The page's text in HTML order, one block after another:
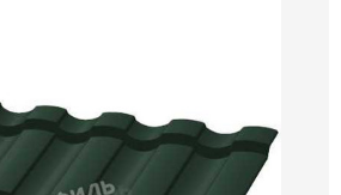
Kamea Grand Line
Монтеррей Grand Line